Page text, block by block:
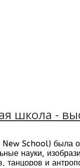
школа -
School) была
науки,
танцоров и